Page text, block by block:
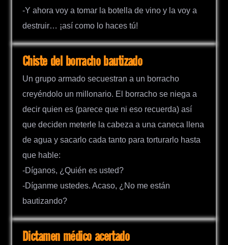
-Y ahora voy a tomar la botella de vino y la voy a
destruir… ¡así como lo haces tú!
Chiste del borracho bautizado
Un grupo armado secuestran a un borracho
creyéndolo un millonario. El borracho se niega a
decir quien es (parece que ni eso recuerda) así
que deciden meterle la cabeza a una caneca llena
de agua y sacarlo cada tanto para torturarlo hasta
que hable:
-Díganos, ¿Quién es usted?
-Díganme ustedes. Acaso, ¿No me están
bautizando?
Dictamen médico acertado